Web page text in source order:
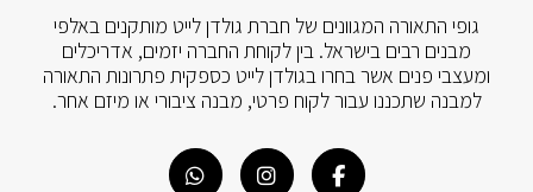
גופי התאורה המגוונים של חברת גולדן לייט מותקנים באלפי
מבנים רבים בישראל. בין לקוחת החברה יזמים, אדריכלים
ומעצבי פנים אשר בחרו בגולדן לייט כספקית פתרונות התאורה
למבנה שתכננו עבור לקוח פרטי, מבנה ציבורי או מיזם אחר.